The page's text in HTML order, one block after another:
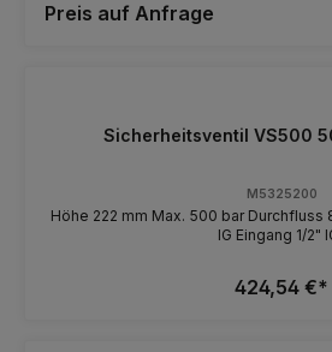
Preis auf Anfrage
Sicherheitsventil VS500
M5325200
Höhe 222 mm Max. 500 bar Durchfluss
IG Eingang 1/2"
424,54 €*